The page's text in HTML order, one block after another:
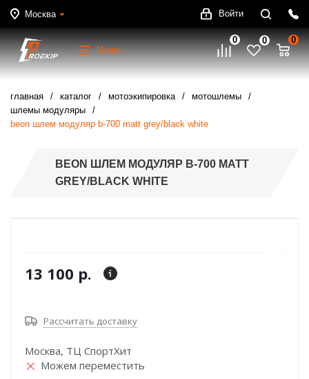
Москва Войти
Меню
0 0 0
главная каталог мотоэкипировка
мотошлемы
шлемы модуляры
beon шлем модуляр b-700 matt grey/black white
BEON ШЛЕМ МОДУЛЯР B-700 MATT
GREY/BLACK WHITE
13 100 р.
Рассчитать доставку
Москва, ТЦ СпортХит
Можем переместить